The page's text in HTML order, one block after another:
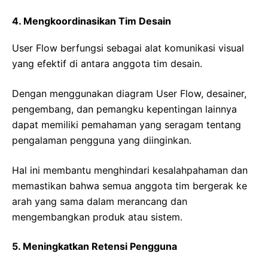
4. Mengkoordinasikan Tim Desain
User Flow berfungsi sebagai alat komunikasi visual
yang efektif di antara anggota tim desain.
Dengan menggunakan diagram User Flow, desainer,
pengembang, dan pemangku kepentingan lainnya
dapat memiliki pemahaman yang seragam tentang
pengalaman pengguna yang diinginkan.
Hal ini membantu menghindari kesalahpahaman dan
memastikan bahwa semua anggota tim bergerak ke
arah yang sama dalam merancang dan
mengembangkan produk atau sistem.
5. Meningkatkan Retensi Pengguna